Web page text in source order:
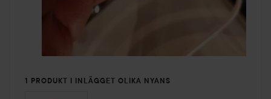
1 PRODUKT I INLÄGGET OLIKA NYANS